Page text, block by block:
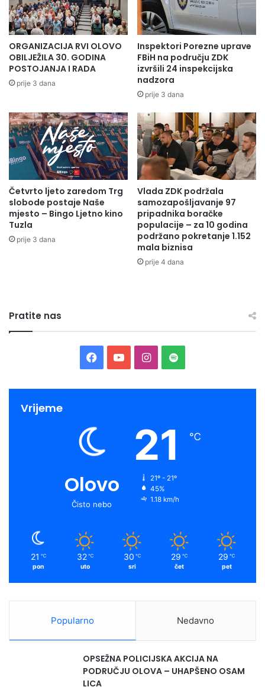
– Mi ćemo kroz realizaciju ovog projekta stvoriti znatno
bolje uslove za rad i boravak pacijenata, što će biti
nemjerljivo u odnosu na sadašnje stanje. Steći će se uslovi
i za reorganizaciju prostora ustanove kojom će se
omogućiti kvalitetniji rad i sa studentima, uvođenje novih
tehnologija i kvalitetniju edukaciju medicinskih radnika. To
je motivirajući faktor za sve i naša je obaveza da čuvamo
kadrove, jačamo Medicinski fakultet i ljekarski kadar koji je
u ovom trenutku jako deficitaran – rekao je dr. Skomorac.
Press služba ZDK
ORGANIZACIJA RVI OLOVO
OBILJEŽILA 30. GODINA
POSTOJANJA I RADA
prije 3 dana
Inspektori Porezne uprave
FBiH na području ZDK
izvršili 24 inspekcijska
nadzora
prije 3 dana
Četvrto ljeto zaredom Trg
slobode postaje Naše
mjesto – Bingo Ljetno kino
Tuzla
prije 3 dana
Vlada ZDK podržala
samozapošljavanje 97
pripadnika boračke
populacije – za 10 godina
podržano pokretanje 1.152
mala biznisa
prije 4 dana
Pratite nas
Facebook
YouTubeInstagram
Spotify
Vrijeme
Olovo
Čisto nebo
21 ℃
21º - 21º
45%
1.18 km/h
21 ℃
pon
32 ℃
uto
30 ℃
sri
29 ℃
čet
29 ℃
pet
Popularno Nedavno
OPSEŽNA POLICIJSKA AKCIJA NA
PODRUČJU OLOVA – UHAPŠENO OSAM
LICA